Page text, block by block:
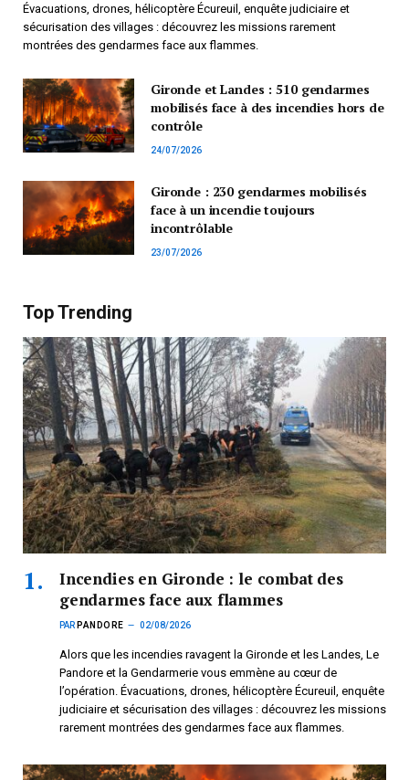
Évacuations, drones, hélicoptère Écureuil, enquête judiciaire et
sécurisation des villages : découvrez les missions rarement
montrées des gendarmes face aux flammes.
Gironde et Landes : 510 gendarmes
mobilisés face à des incendies hors de
contrôle
24/07/2026
Gironde : 230 gendarmes mobilisés
face à un incendie toujours
incontrôlable
23/07/2026
Top Trending
Incendies en Gironde : le combat des
gendarmes face aux flammes
PAR PANDORE 02/08/2026
Alors que les incendies ravagent la Gironde et les Landes, Le
Pandore et la Gendarmerie vous emmène au cœur de
l’opération. Évacuations, drones, hélicoptère Écureuil, enquête
judiciaire et sécurisation des villages : découvrez les missions
rarement montrées des gendarmes face aux flammes.